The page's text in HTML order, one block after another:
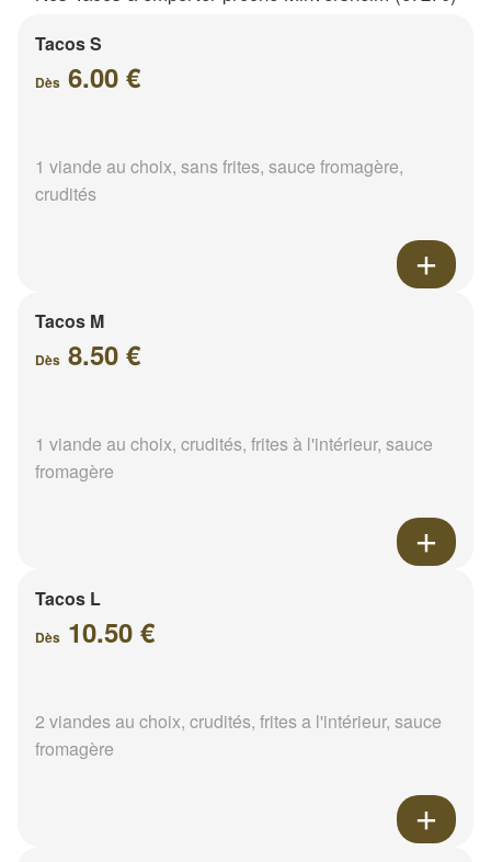
Tacos S
Dès 6.00 €
1 viande au choix, sans frites, sauce fromagère,
crudités
Tacos M
Dès 8.50 €
1 viande au choix, crudités, frites à l'intérieur, sauce
fromagère
Tacos L
Dès 10.50 €
2 viandes au choix, crudités, frites a l'intérieur, sauce
fromagère